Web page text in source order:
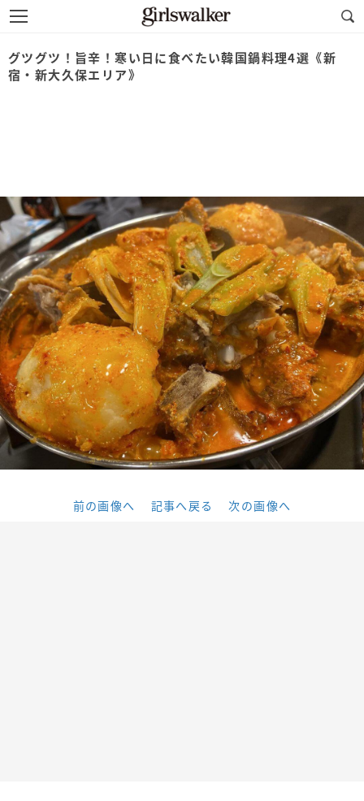
グツグツ！旨辛！寒い日に食べたい韓国鍋料理4選《新
宿・新大久保エリア》
前の画像へ 記事へ戻る 次の画像へ